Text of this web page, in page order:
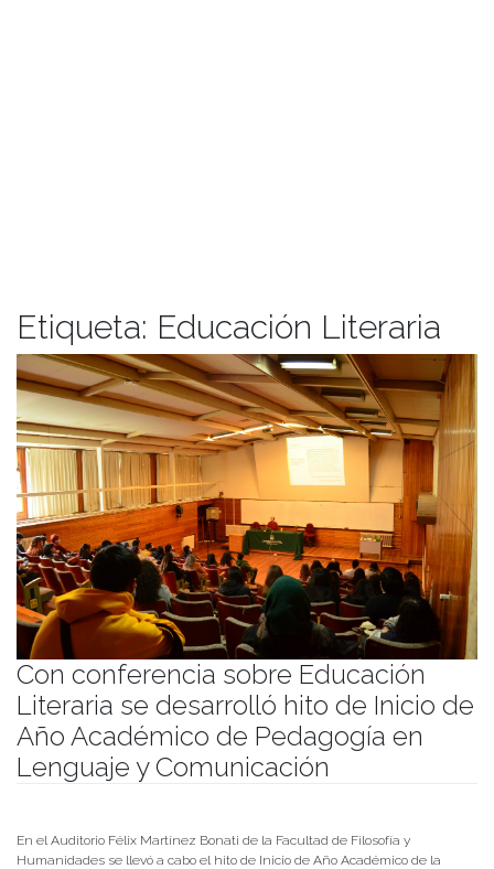
Etiqueta: Educación Literaria
Con conferencia sobre Educación
Literaria se desarrolló hito de Inicio de
Año Académico de Pedagogía en
Lenguaje y Comunicación
En el Auditorio Félix Martínez Bonati de la Facultad de Filosofía y
Humanidades se llevó a cabo el hito de Inicio de Año Académico de la